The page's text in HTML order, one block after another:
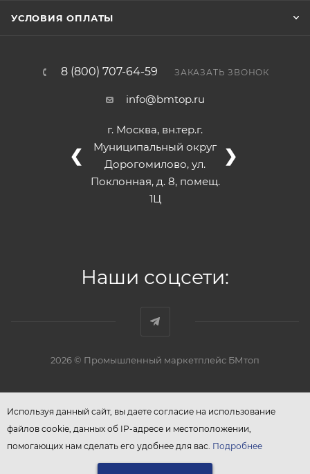
УСЛОВИЯ ОПЛАТЫ
8 (800) 707-64-59 ЗАКАЗАТЬ ЗВОНОК
info@bmtop.ru
г. Москва, вн.тер.г.
Муниципальный округ
Дорогомилово, ул.
Поклонная, д. 8, помещ.
1Ц
❮ ❯
Наши соцсети:
2026 © Промышленный маркетплейс БМтоп
Используя данный сайт, вы даете согласие на использование
файлов cookie, данных об IP-адресе и местоположении,
помогающих нам сделать его удобнее для вас. Подробнее